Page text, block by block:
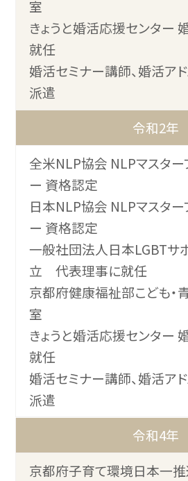
室
きょうと婚活応援センター
就任
婚活セミナー講師、婚活ア
派遣
令和2年
全米NLP協会 NLPマスター
ー 資格認定
日本NLP協会 NLPマスター
ー 資格認定
一般社団法人日本LGBTサ
立 代表理事に就任
京都府健康福祉部こども・
室
きょうと婚活応援センター
就任
婚活セミナー講師、婚活ア
派遣
令和4年
京都府子育て環境日本一推